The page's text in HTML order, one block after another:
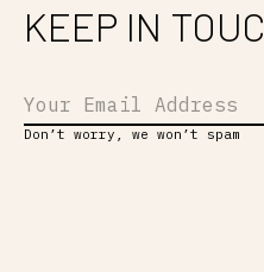
KEEP IN
Don’t worry, we won’t spam